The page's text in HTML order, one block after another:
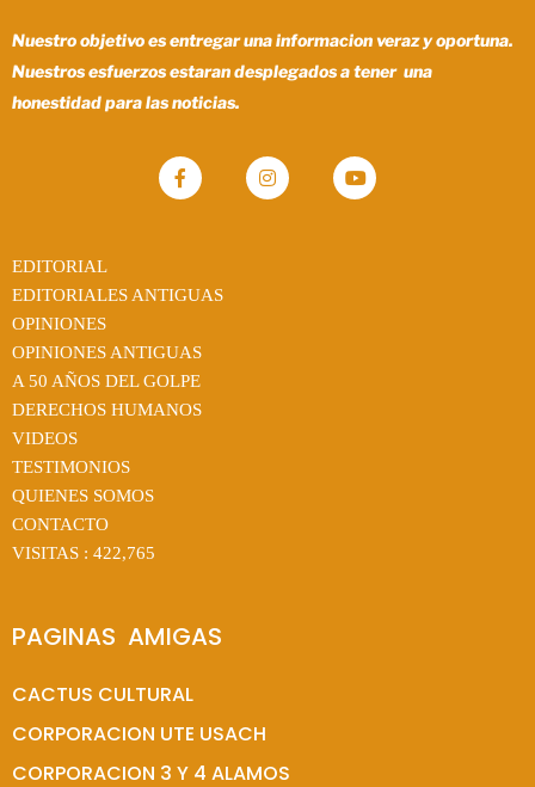
Nuestro objetivo es entregar una informacion veraz y oportuna.
Nuestros esfuerzos estaran desplegados a tener una
honestidad para las noticias.
EDITORIAL
EDITORIALES ANTIGUAS
OPINIONES
OPINIONES ANTIGUAS
A 50 AÑOS DEL GOLPE
DERECHOS HUMANOS
VIDEOS
TESTIMONIOS
QUIENES SOMOS
CONTACTO
VISITAS : 422,765
PAGINAS  AMIGAS
CACTUS CULTURAL
CORPORACION UTE USACH
CORPORACION 3 Y 4 ALAMOS